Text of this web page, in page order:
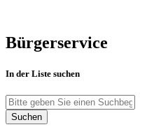
Bürgerservice
In der Liste suchen